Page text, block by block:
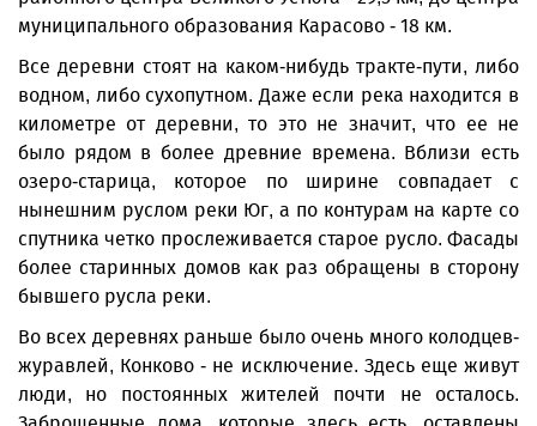
муниципального образования Карасово - 18 км.
Все деревни стоят на каком-нибудь тракте-пути, либо
водном, либо сухопутном. Даже если река находится в
километре от деревни, то это не значит, что ее не
было рядом в более древние времена. Вблизи есть
озеро-старица, которое по ширине совпадает с
нынешним руслом реки Юг, а по контурам на карте со
спутника четко прослеживается старое русло. Фасады
более старинных домов как раз обращены в сторону
бывшего русла реки.
Во всех деревнях раньше было очень много колодцев-
журавлей, Конково - не исключение. Здесь еще живут
люди, но постоянных жителей почти не осталось.